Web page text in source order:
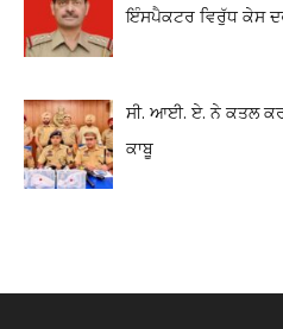
ਇੰਸਪੈਕਟਰ ਵਿਰੁੱਧ ਕੇਸ
ਸੀ. ਆਈ. ਏ. ਨੇ ਕਤਲ
ਕਾਬੂ